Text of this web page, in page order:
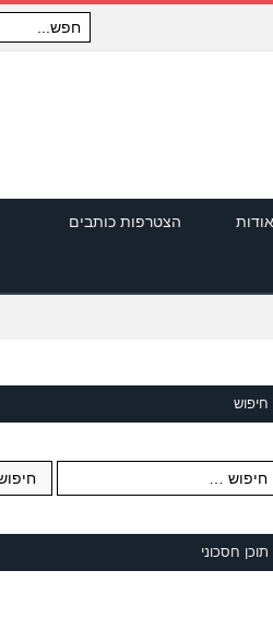
אודות הצטרפות כותבים
חיפוש
תוכן חסכוני